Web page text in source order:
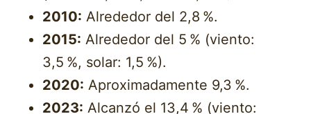
2010: Alrededor del 2,8 %.
2015: Alrededor del 5 % (viento:
3,5 %, solar: 1,5 %).
2020: Aproximadamente 9,3 %.
2023: Alcanzó el 13,4 % (viento: